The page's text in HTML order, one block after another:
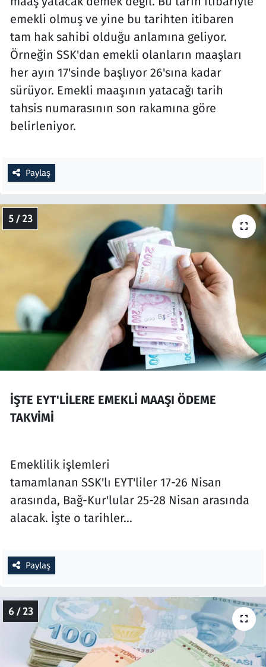
emekli olmuş ve yine bu tarihten itibaren
tam hak sahibi olduğu anlamına geliyor.
Örneğin SSK'dan emekli olanların maaşları
her ayın 17'sinde başlıyor 26'sına kadar
sürüyor. Emekli maaşının yatacağı tarih
tahsis numarasının son rakamına göre
belirleniyor.
Paylaş
5 / 23
İŞTE EYT'LİLERE EMEKLİ MAAŞI ÖDEME
TAKVİMİ
Emeklilik işlemleri
tamamlanan SSK'lı EYT'liler 17-26 Nisan
arasında, Bağ-Kur'lular 25-28 Nisan arasında
alacak. İşte o tarihler...
Paylaş
6 / 23